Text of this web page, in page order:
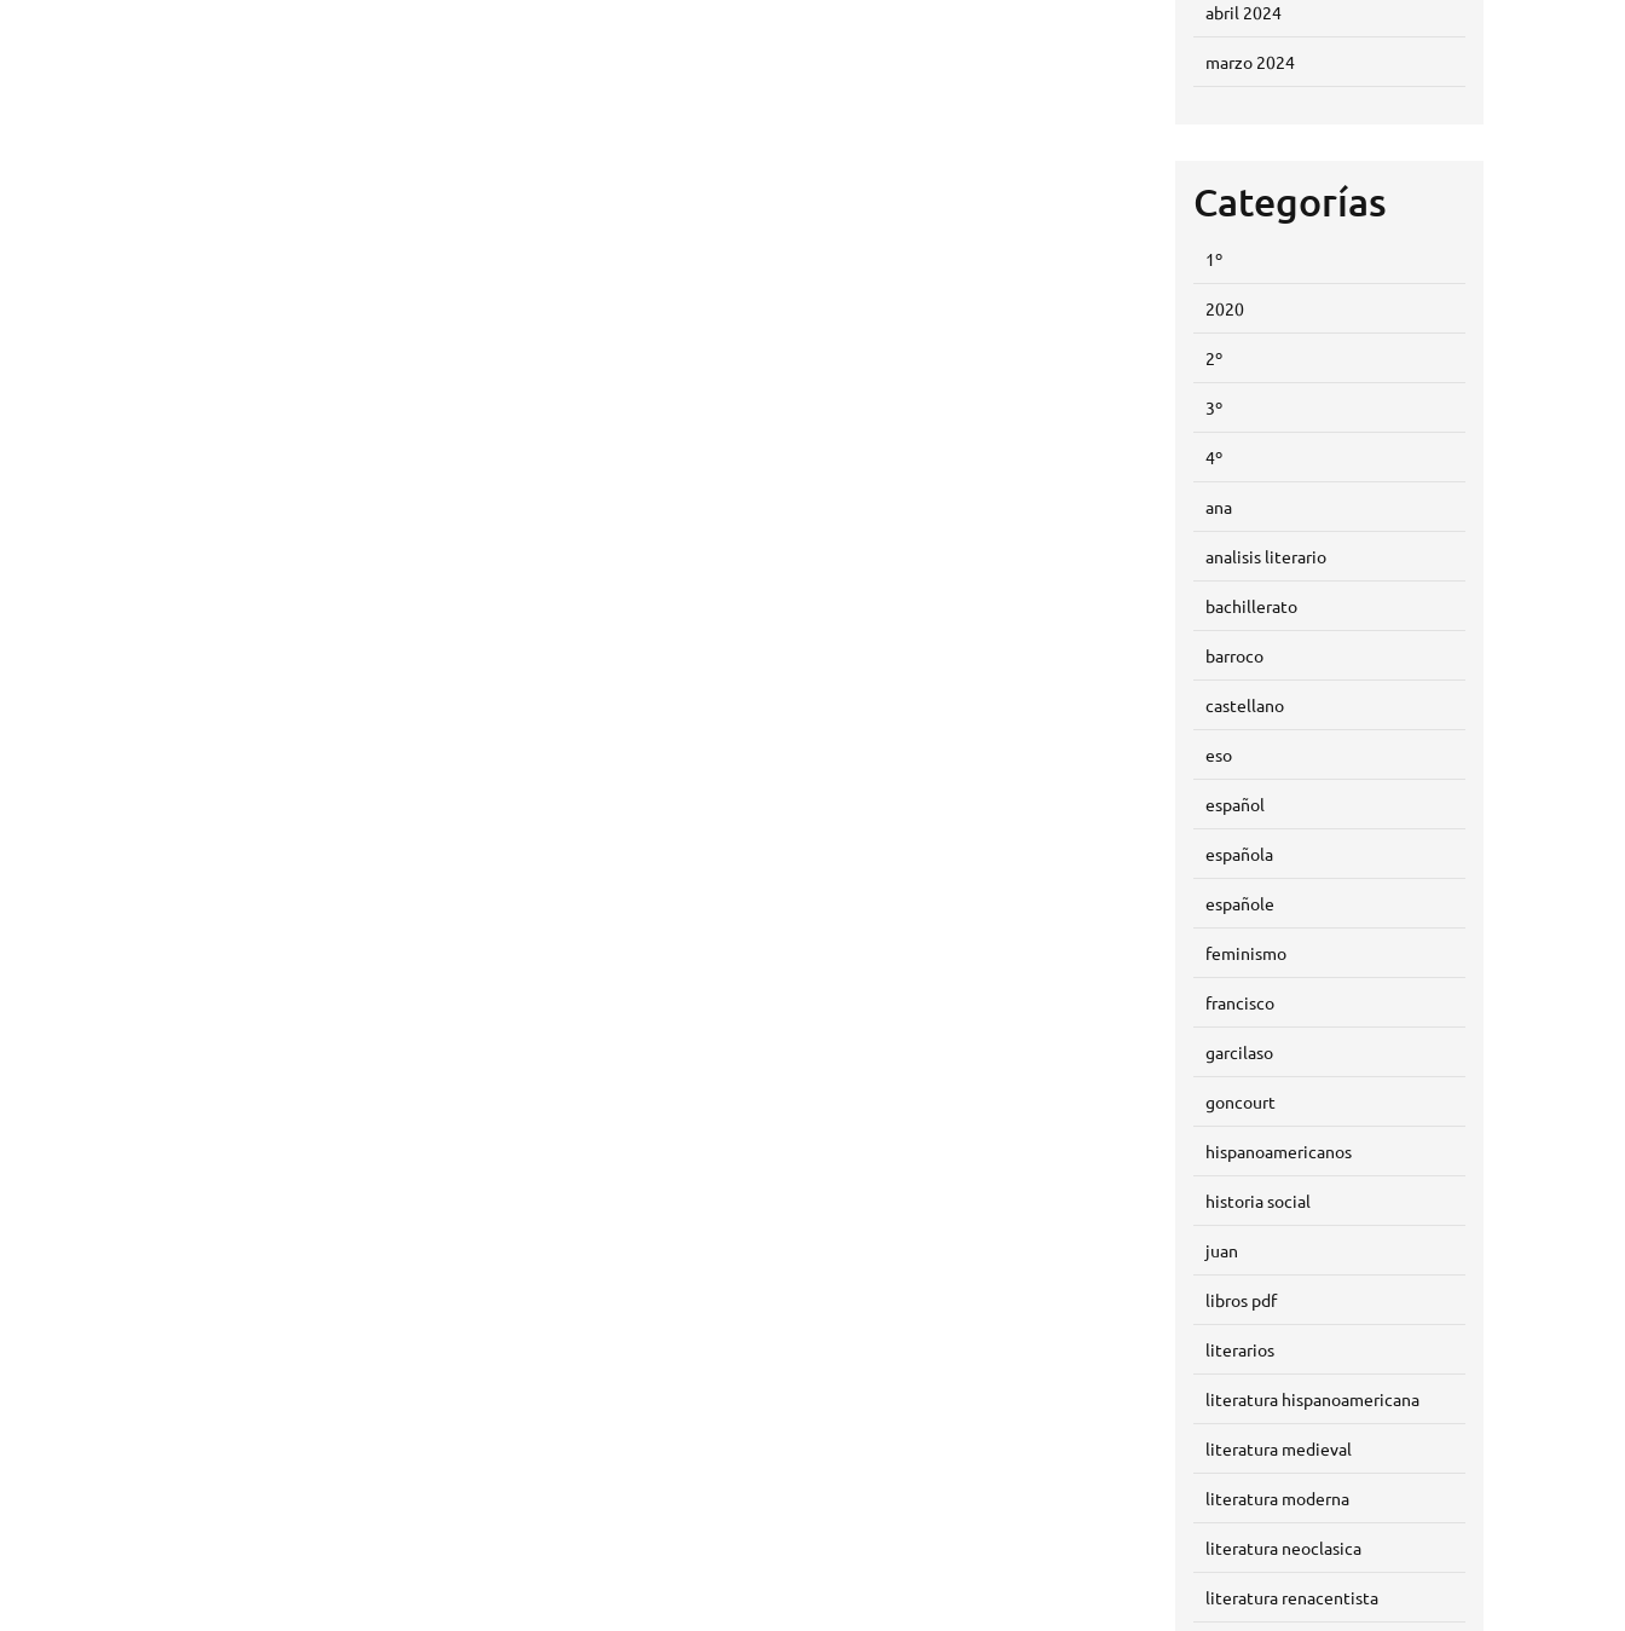
abril 2024
marzo 2024
Categorías
1º
2020
2º
3º
4º
ana
analisis literario
bachillerato
barroco
castellano
eso
español
española
españole
feminismo
francisco
garcilaso
goncourt
hispanoamericanos
historia social
juan
libros pdf
literarios
literatura hispanoamericana
literatura medieval
literatura moderna
literatura neoclasica
literatura renacentista